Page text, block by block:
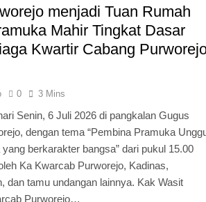
Pengabdian
menjadi Tuan Rumah
Mahir Tingkat Dasar
Kwartir Cabang
0 3 Mins
Senin, 6 Juli 2026 di pangkalan Gugus
dengan tema “Pembina Pramuka
berkarakter bangsa” dari pukul 15.00
Ka Kwarcab Purworejo, Kadinas,
dan tamu undangan lainnya. Kak Wasit
Purworejo…